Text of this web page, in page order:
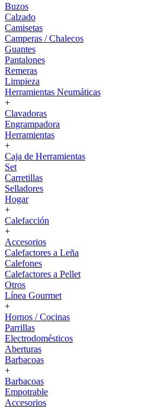
Buzos
Calzado
Camisetas
Camperas / Chalecos
Guantes
Pantalones
Remeras
Limpieza
Herramientas Neumáticas
+
Clavadoras
Engrampadora
Herramientas
+
Caja de Herramientas
Set
Carretillas
Selladores
Hogar
+
Calefacción
+
Accesorios
Calefactores a Leña
Calefones
Calefactores a Pellet
Otros
Línea Gourmet
+
Hornos / Cocinas
Parrillas
Electrodomésticos
Aberturas
Barbacoas
+
Barbacoas
Empotrable
Accesorios